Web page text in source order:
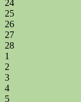
24
25
26
27
28
1
2
3
4
5